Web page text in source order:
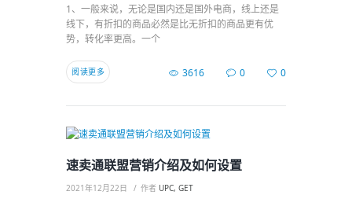
1、一般来说，无论是国内还是国外电商，线上还是
线下，有折扣的商品必然是比无折扣的商品更有优
势，转化率更高。一个
阅读更多 3616 0 0
速卖通联盟营销介绍及如何设置
2021年12月22日 作者 UPC, GET